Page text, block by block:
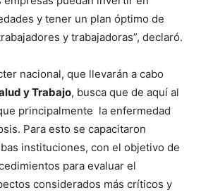
y tener un plan óptimo de
y trabajadoras”, declaró.
nacional, que llevarán a cabo
y Trabajo, busca que de aquí al
principalmente la enfermedad
Para esto se capacitaron
instituciones, con el objetivo de
para evaluar el
considerados más críticos y